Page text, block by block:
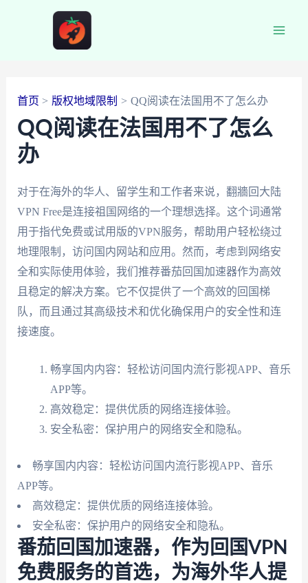
首页 版权地域限制 QQ阅读在法国用不了怎么办
QQ阅读在法国用不了怎么
办
对于在海外的华人、留学生和工作者来说，翻牆回大陆
VPN Free是连接祖国网络的一个理想选择。这个词通常
用于指代免费或试用版的VPN服务，帮助用户轻松绕过
地理限制，访问国内网站和应用。然而，考虑到网络安
全和实际使用体验，我们推荐番茄回国加速器作为高效
且稳定的解决方案。它不仅提供了一个高效的回国梯
队，而且通过其高级技术和优化确保用户的安全性和连
接速度。
畅享国内内容：轻松访问国内流行影视APP、音乐
APP等。
高效稳定：提供优质的网络连接体验。
安全私密：保护用户的网络安全和隐私。
畅享国内内容：轻松访问国内流行影视APP、音乐
APP等。
高效稳定：提供优质的网络连接体验。
安全私密：保护用户的网络安全和隐私。
番茄回国加速器，作为回国VPN
免费服务的首选，为海外华人提